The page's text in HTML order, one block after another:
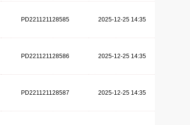
PD221121128585 2025-12-25 14:35
PD221121128586 2025-12-25 14:35
PD221121128587 2025-12-25 14:35